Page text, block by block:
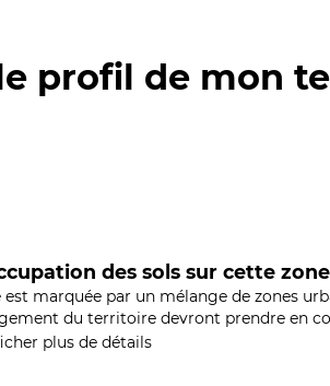
profil de mon
des sols sur cette
marquée par un mélange de zones
du territoire devront prendre en
plus de détails